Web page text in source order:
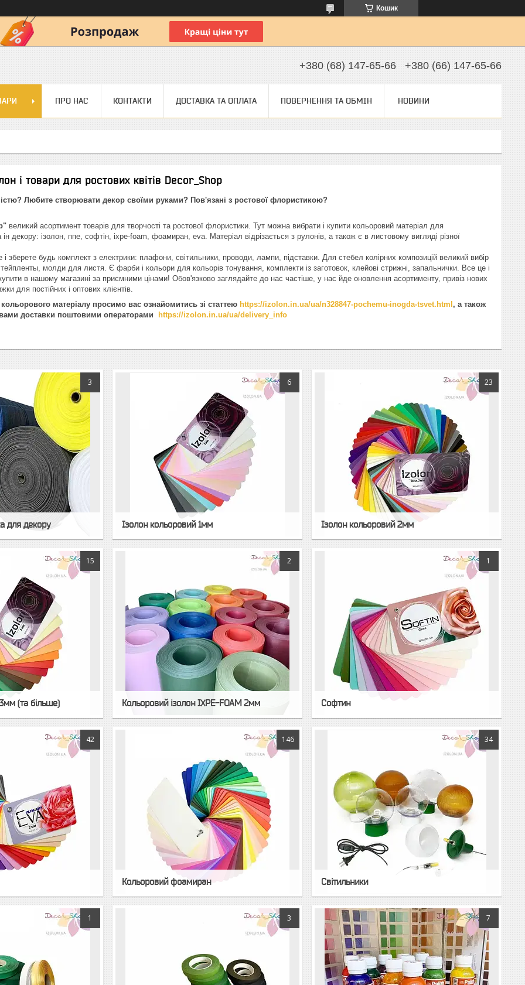
Кошик
+380 (68) 147-65-66 +380 (66) 147-65-66
ПРО НАС КОНТАКТИ ДОСТАВКА ТА ОПЛАТА ПОВЕРНЕННЯ ТА ОБМІН НОВИНИ
і товари для ростових квітів Decor_Shop
Любите створювати декор своїми руками? Пов'язані з ростової флористикою?
великий асортимент товарів для творчості та ростової флористики. Тут можна вибрати і купити кольоровий матеріал для
ін декору: ізолон, ппе, софтін, ixpe-foam, фоамиран, eva. Матеріал відрізається з рулонів, а також є в листовому вигляді різної
і зберете будь комплект з електрики: плафони, світильники, проводи, лампи, підставки. Для стебел колірних композицій великий вибір
тейпленты, молди для листя. Є фарби і кольори для кольорів тонування, комплекти із заготовок, клейові стрижні, запальнички. Все це і
в нашому магазині за приємними цінами! Обов'язково заглядайте до нас частіше, у нас йде оновлення асортименту, привіз нових
для постійних і оптових клієнтів.
матеріалу просимо вас ознайомитись зі статтею https://izolon.in.ua/ua/n328847-pochemu-inogda-tsvet.html , а також
доставки поштовими операторами
https://izolon.in.ua/ua/delivery_info
3
для декору
6
Ізолон кольоровий 1мм
23
Ізолон кольоровий 2мм
15
(та більше)
2
Кольоровий ізолон IXPE-FOAM 2мм
1
Софтин
42 146
Кольоровий фоамиран
34
Світильники
1 3 7